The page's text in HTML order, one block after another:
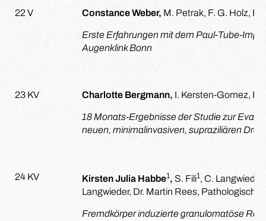
22 V Constance Weber, M. Petrak, F. G. Holz,
Erste Erfahrungen mit dem Paul-Tube-
Augenklink Bonn
23 KV Charlotte Bergmann, I. Kersten-Gomez, H.
18 Monats-Ergebnisse der Studie zur
neuen, minimalinvasiven, supraziliären
24 KV Kirsten Julia Habbe1, S. Fili1, C. Langwieder
Langwieder, Dr. Martin Rees,
Fremdkörper induzierte granulomatöse